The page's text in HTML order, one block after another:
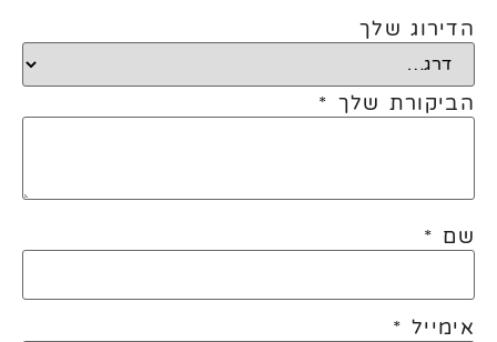
הדירוג שלך
הביקורת שלך *
שם *
אימייל *